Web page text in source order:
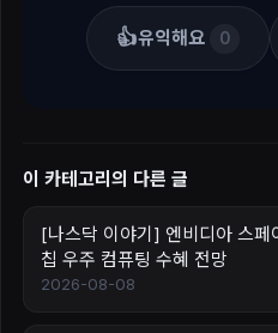
👍유익해요 0
이 카테고리의 다른 글
[나스닥 이야기] 엔비디아 스페
칩 우주 컴퓨팅 수혜 전망
2026-08-08